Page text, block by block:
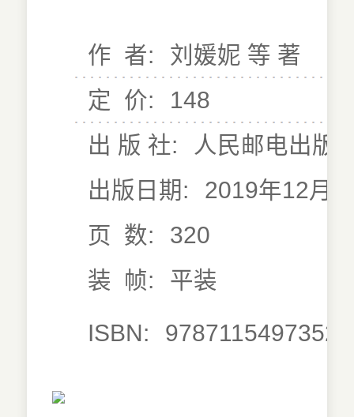
作 者:
刘媛妮 等 著
定 价:
148
出 版 社:
人民邮电出版
出版日期:
2019年12月
页 数:
320
装 帧:
平装
ISBN: 9787115497352